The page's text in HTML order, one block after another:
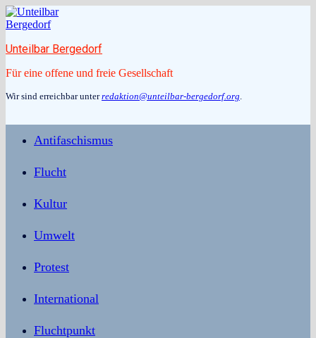
Zum
Inhalt
Unteilbar Bergedorf
Für eine offene und freie Gesellschaft
Wir sind erreichbar unterredaktion@unteilbar-bergedorf.org.
Antifaschismus
Flucht
Kultur
Umwelt
Protest
International
Fluchtpunkt